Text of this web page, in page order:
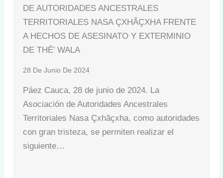
DE AUTORIDADES ANCESTRALES
TERRITORIALES NASA ÇXHÃÇXHA FRENTE
A HECHOS DE ASESINATO Y EXTERMINIO
DE THÊ’ WALA
28 De Junio De 2024
Páez Cauca, 28 de junio de 2024. La
Asociación de Autoridades Ancestrales
Territoriales Nasa Çxhãçxha, como autoridades
con gran tristeza, se permiten realizar el
siguiente…